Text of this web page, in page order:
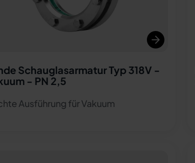
Schauglasarmatur Typ 318V -
- PN 2,5
Ausführung für Vakuum